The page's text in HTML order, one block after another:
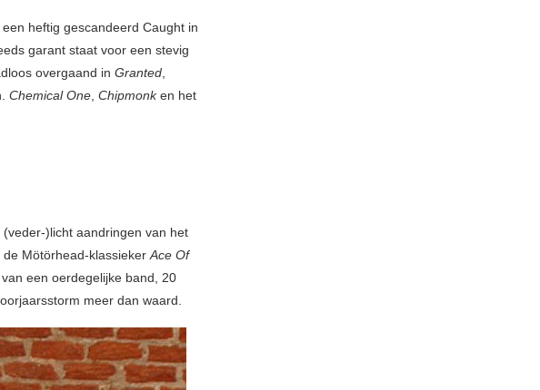
heftig gescandeerd Caught in
garant staat voor een stevig
overgaand in Granted,
Chemical One, Chipmonken het
(veder-)licht aandringen van het
de Mötörhead-klassiekerAce Of
een oerdegelijke band, 20
meer dan waard.